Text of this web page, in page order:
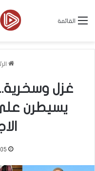
القائمة
غزل وسخرية..
يسيطرن